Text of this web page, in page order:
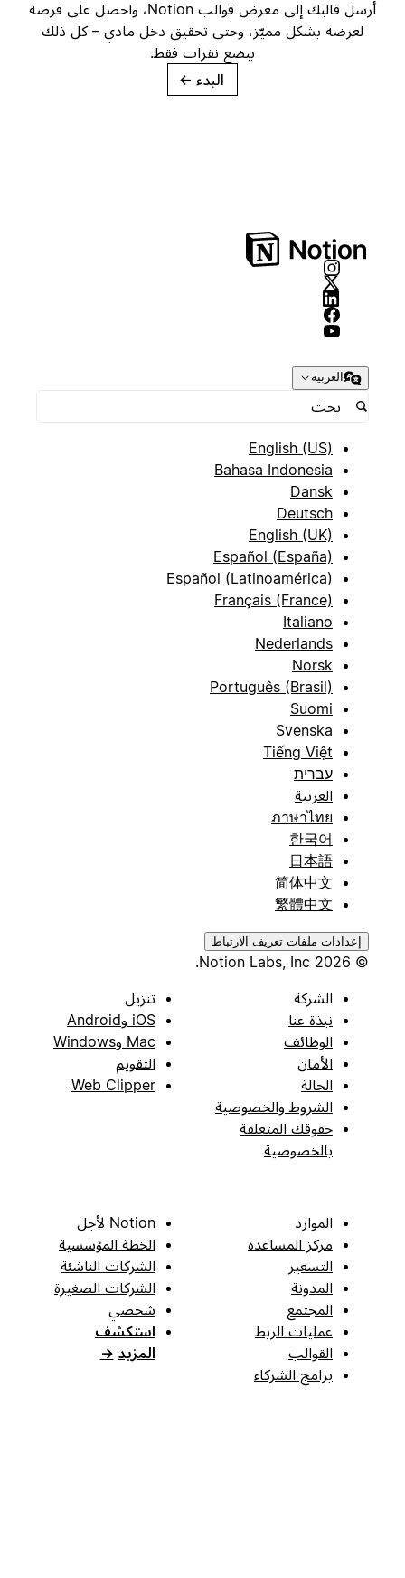
أرسل قالبك إلى معرض قوالب Notion، واحصل على فرصة
لعرضه بشكل مميّز، وحتى تحقيق دخل مادي – كل ذلك
ببضع نقرات فقط.
→
العربية
English (US)
Bahasa Indonesia
Dansk
Deutsch
English (UK)
Español (España)
Español (Latinoamérica)
Français (France)
Italiano
Nederlands
Norsk
Português (Brasil)
Suomi
Svenska
Tiếng Việt
עברית
العربية
ภาษาไทย
한국어
日本語
简体中文
繁體中文
إعدادات ملفات تعريف الارتباط
الشركة
نبذة عنا
الوظائف
الأمان
الحالة
الشروط والخصوصية
حقوقك المتعلقة
بالخصوصية
تنزيل
iOS وAndroid
Mac وWindows
التقويم
Web Clipper
الموارد
مركز المساعدة
التسعير
المدونة
المجتمع
عمليات الربط
القوالب
برامج الشركاء
Notion لأجل
الخطة المؤسسية
الشركات الناشئة
الشركات الصغيرة
شخصي
استكشف
المزيد →